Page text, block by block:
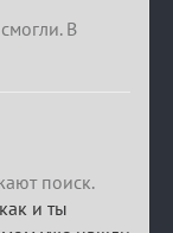
В
поиск.
и ты